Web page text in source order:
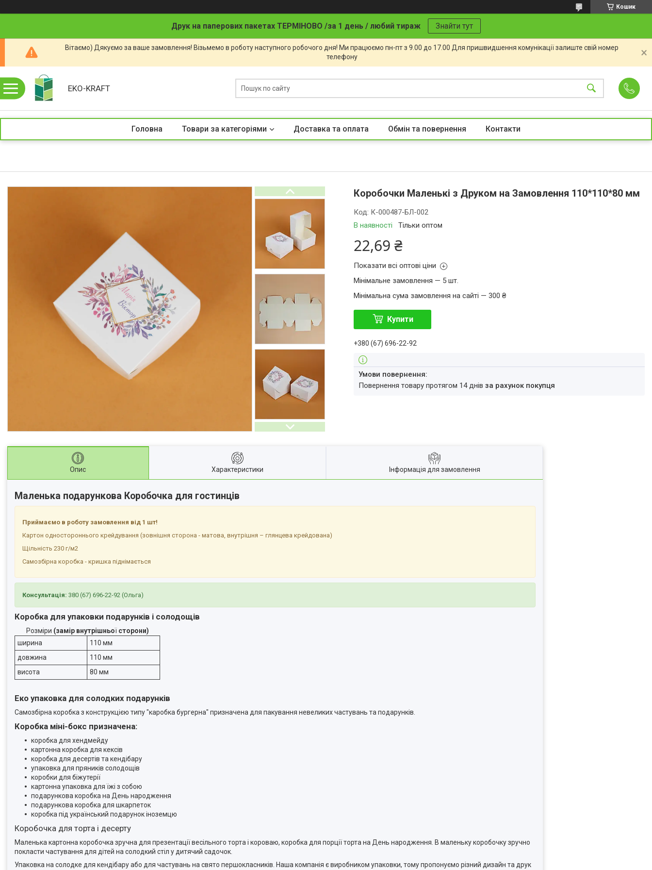
Кошик
Друк на паперових пакетах ТЕРМІНОВО /за 1 день / любий тираж Знайти тут
Вітаємо) Дякуємо за ваше замовлення! Візьмемо в роботу наступного робочого дня! Ми працюємо пн-пт з 9.00 до 17.00 Для пришвидшення комунікації залиште свій номер
телефону
EKO-KRAFT
Головна Товари за категоріями Доставка та оплата Обмін та повернення Контакти
Коробочки Маленькі з Друком на Замовлення 110*110*80 мм
В наявності Тільки оптом
Код: К-000487-БЛ-002
22,69 ₴
Мінімальне замовлення — 5 шт.
Показати всі оптові ціни
Мінімальна сума замовлення на сайті — 300 ₴
Купити
+380 (67) 696-22-92
повернення товару протягом 14 днівза рахунок покупця
Опис Характеристики Інформація для замовлення
Маленька подарункова Коробочка для гостинців
Приймаємо в роботу замовлення від 1 шт!
Картон одностороннього крейдування (зовнішня сторона - матова, внутрішня – глянцева крейдована)
Щільність 230 г/м2
Самозбірна коробка - кришка піднімається
Консультація: 380 (67) 696-22-92 (Ольга)
Коробка для упаковки подарунків і солодощів
Розміри (замір внутрішньоїсторони)
ширина
110 мм
довжина
110 мм
висота
80 мм
Еко упаковка для солодких подарунків
Самозбірна коробка з конструкцією типу "каробка бургерна" призначена для пакування невеликих частувань та подарунків.
Коробка міні-бокс призначена:
коробка для хендмейду
картонна коробка для кексів
коробка для десертів та кендібару
упаковка для пряників солодощів
коробки для біжутерії
картонна упаковка для їжі з собою
подарункова коробка на День народження
подарункова коробка для шкарпеток
коробка під український подарунок іноземцю
Коробочка для торта і десерту
Маленька картонна коробочка зручна для презентації весільного торта і короваю, коробка для порції торта на День народження. В маленьку коробочку зручно
покласти частування для дітей на солодкий стіл у дитячий садочок.
Упаковка на солодке для кендібару або для частувань на свято першокласників. Наша компанія є виробником упаковки, тому пропонуємо різний дизайн та друк